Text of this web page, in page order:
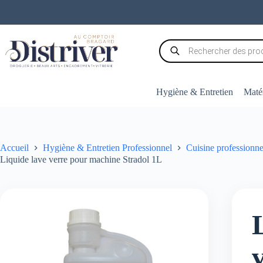
contenu
Recherche
de
produits
Hygiène & Entretien
Accueil Hygiène & Entretien Professionnel Cuisine
Liquide lave verre pour machine Stradol 1L